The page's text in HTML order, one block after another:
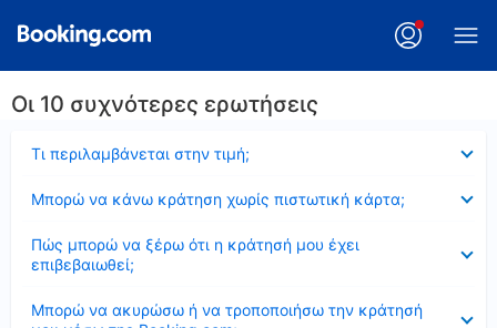
Οι 10 συχνότερες ερωτήσεις
Τι περιλαμβάνεται στην τιμή;
Μπορώ να κάνω κράτηση χωρίς πιστωτική κάρτα;
Πώς μπορώ να ξέρω ότι η κράτησή μου έχει
επιβεβαιωθεί;
Μπορώ να ακυρώσω ή να τροποποιήσω την κράτησή